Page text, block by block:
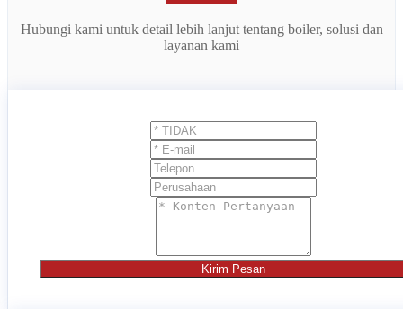
Hubungi kami untuk detail lebih lanjut tentang boiler, solusi dan
layanan kami
Kirim Pesan